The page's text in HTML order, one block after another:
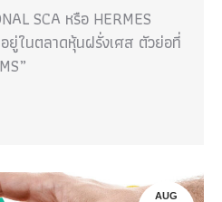
SCA หรือ HERMES
ยู่ในตลาดหุ้นฝรั่งเศส ตัวย่อที่
AUG